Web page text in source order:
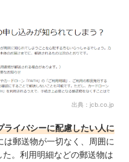
出典： jcb.co.jp
ライバシーに配慮したい人に
は郵送物が一切なく、周囲に
。利用明細などの郵送物は